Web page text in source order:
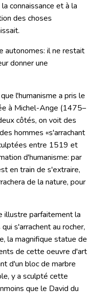
connaissance et à la
des choses
autonomes: il ne restait
donner une
l'humanisme a pris le
à Michel-Ange (1475–
côtés, on voit des
hommes «s'arrachant
entre 1519 et
d'humanisme: par
en train de s'extraire,
de la nature, pour
illustre parfaitement la
s'arrachent au rocher,
la magnifique statue de
de cette oeuvre d'art
d'un bloc de marbre
y a sculpté cette
que le David du